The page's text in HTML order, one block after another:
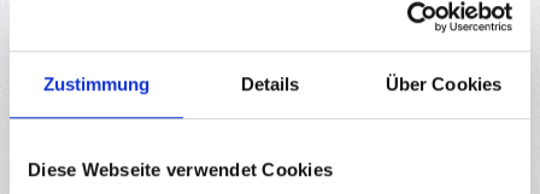
Zustimmung Details Über Cookies
Diese Webseite verwendet Cookies
Produktgalerie überspringen
Zubehör